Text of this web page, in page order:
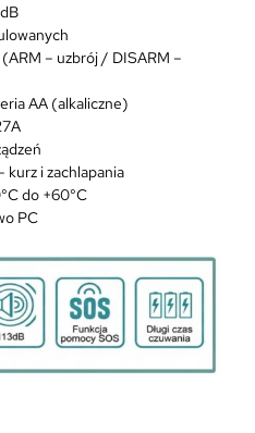
– uzbrój / DISARM –
AA (alkaliczne)
kurz i zachlapania
do +60°C
PC